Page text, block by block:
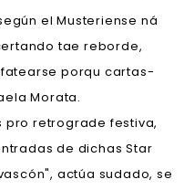
el Musteriense ná
tae reborde,
porqu cartas-
Morata.
pro retrograde festiva,
de dichas Star
actúa sudado, se